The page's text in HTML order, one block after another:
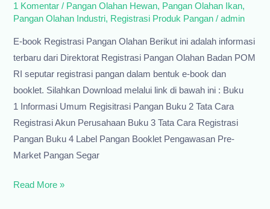
1 Komentar / Pangan Olahan Hewan, Pangan Olahan Ikan,
Pangan Olahan Industri, Registrasi Produk Pangan /admin
E-book Registrasi Pangan Olahan Berikut ini adalah informasi
terbaru dari Direktorat Registrasi Pangan Olahan Badan POM
RI seputar registrasi pangan dalam bentuk e-book dan
booklet. Silahkan Download melalui link di bawah ini : Buku
1 Informasi Umum Regisitrasi Pangan Buku 2 Tata Cara
Registrasi Akun Perusahaan Buku 3 Tata Cara Registrasi
Pangan Buku 4 Label Pangan Booklet Pengawasan Pre-
Market Pangan Segar
E-
Read More »